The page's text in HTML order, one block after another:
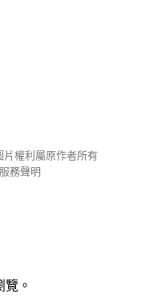
片權利屬原作者所有
服務聲明
。